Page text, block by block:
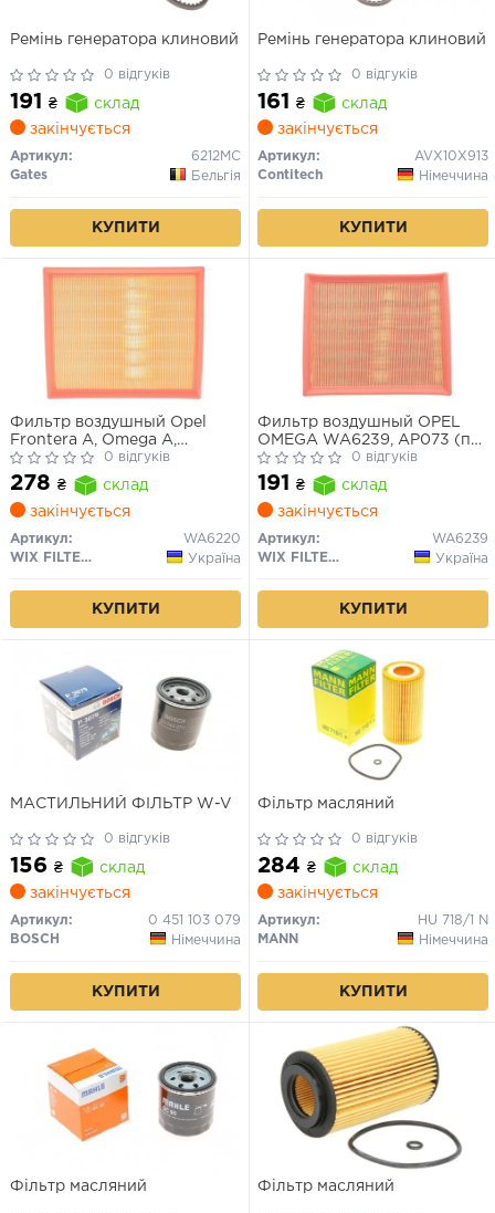
Ремінь генератора клиновий
0 відгуків
191 ₴
склад
закінчується
Артикул:
6212MC
Gates
Бельгія
КУПИТИ
Ремінь генератора клиновий
0 відгуків
161 ₴
склад
закінчується
Артикул:
AVX10X913
Contitech
Німеччина
КУПИТИ
Фильтр воздушный Opel
Frontera A, Omega A,
Senator B/Vauxhall Carlton,
Frontera A, Senator B
(WA6220) WIX
0 відгуків
278 ₴
склад
закінчується
Артикул:
WA6220
WIX FILTERS
Україна
КУПИТИ
Фильтр воздушный OPEL
OMEGA WA6239, AP073 (пр-
во WIX-Filtron UA)
0 відгуків
191 ₴
склад
закінчується
Артикул:
WA6239
WIX FILTERS
Україна
КУПИТИ
МАСТИЛЬНИЙ ФІЛЬТР W-V
0 відгуків
156 ₴
склад
закінчується
Артикул:
0 451 103 079
BOSCH
Німеччина
КУПИТИ
Фільтр масляний
0 відгуків
284 ₴
склад
закінчується
Артикул:
HU 718/1 N
MANN
Німеччина
КУПИТИ
Фільтр масляний Фільтр масляний